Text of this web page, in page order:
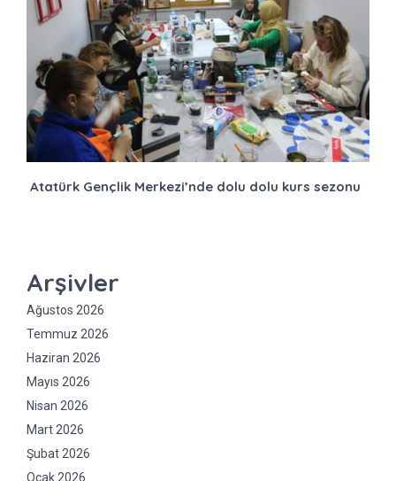
Atatürk Gençlik Merkezi’nde dolu dolu kurs sezonu
Arşivler
Ağustos 2026
Temmuz 2026
Haziran 2026
Mayıs 2026
Nisan 2026
Mart 2026
Şubat 2026
Ocak 2026